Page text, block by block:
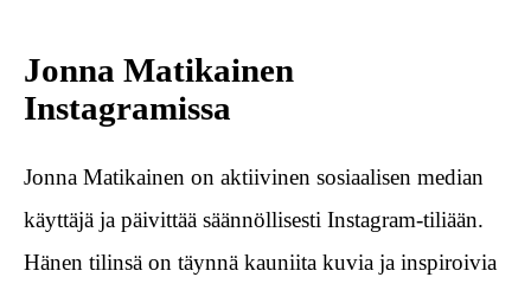
Jonna Matikainen
Instagramissa
Jonna Matikainen on aktiivinen sosiaalisen median
käyttäjä ja päivittää säännöllisesti Instagram-tiliään.
Hänen tilinsä on täynnä kauniita kuvia ja inspiroivia